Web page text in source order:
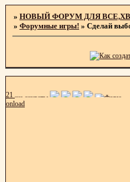
» НОВЫЙ ФОРУМ ДЛЯ
» Форумные игры! » Сделай
21
onload